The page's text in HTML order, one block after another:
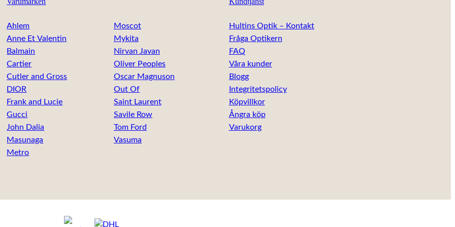
Ahlem
Anne Et Valentin
Balmain
Cartier
Cutler and Gross
DIOR
Frank and Lucie
Gucci
John Dalia
Masunaga
Metro
Moscot
Mykita
Nirvan Javan
Oliver Peoples
Oscar Magnuson
Out Of
Saint Laurent
Savile Row
Tom Ford
Vasuma
Hultins Optik – Kontakt
Fråga Optikern
FAQ
Våra kunder
Blogg
Integritetspolicy
Köpvillkor
Ångra köp
Varukorg